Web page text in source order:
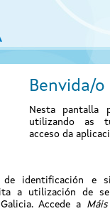
Benvida/o
Nesta pantalla
utilizando as
acceso da
identificación e
a utilización de
Accede a